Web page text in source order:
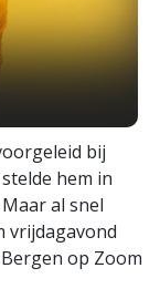
bij
hem in
al snel
vrijdagavond
op Zoom